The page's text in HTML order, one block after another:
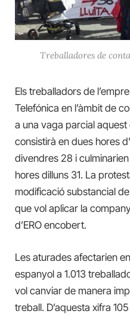
Treballadores de
Els treballadors de
Telefónica en l’àmbit de
a una vaga parcial
consistirà en dues hores
divendres 28 i
hores dilluns 31. La
modificació substancial
que vol aplicar la
d’ERO encobert.
Les aturades afectarien
espanyol a 1.013
vol canviar de manera
treball. D’aquesta xifra